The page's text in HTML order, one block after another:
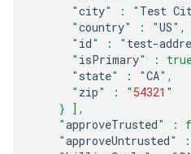
      "
city" : " Test
      "
country" : "US",
      "
id" : " test-
      "
isPrimary" :
      "
state" : "CA",
      "
zip" : " 54321 "
    } ],
    "
approveTrusted" :
    "
approveUntrusted" :